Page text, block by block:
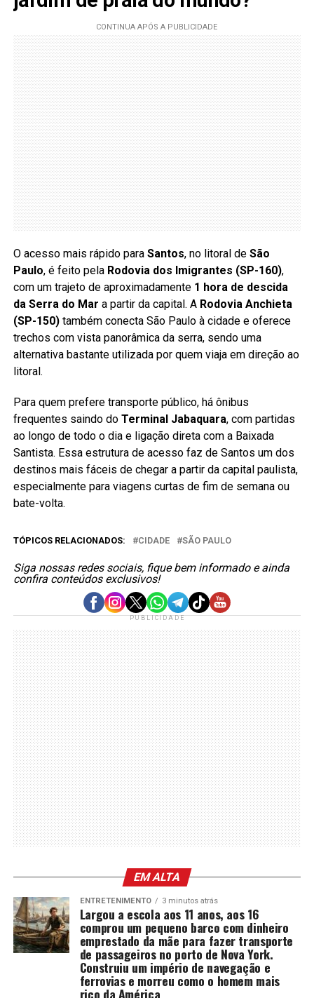
O acesso mais rápido para Santos, no litoral de São
Paulo, é feito pela Rodovia dos Imigrantes (SP-160),
com um trajeto de aproximadamente 1 hora de descida
da Serra do Mar a partir da capital. A Rodovia Anchieta
(SP-150)também conecta São Paulo à cidade e oferece
trechos com vista panorâmica da serra, sendo uma
alternativa bastante utilizada por quem viaja em direção ao
litoral.
Para quem prefere transporte público, há ônibus
frequentes saindo do Terminal Jabaquara, com partidas
ao longo de todo o dia e ligação direta com a Baixada
Santista. Essa estrutura de acesso faz de Santos um dos
destinos mais fáceis de chegar a partir da capital paulista,
especialmente para viagens curtas de fim de semana ou
bate-volta.
TÓPICOS RELACIONADOS: CIDADE SÃO PAULO
Siga nossas redes sociais, fique bem informado e ainda
confira conteúdos exclusivos!
PUBLICIDADE
EM ALTA
ENTRETENIMENTO 3 minutos atrás
Largou a escola aos 11 anos, aos 16
comprou um pequeno barco com dinheiro
emprestado da mãe para fazer transporte
de passageiros no porto de Nova York.
Construiu um império de navegação e
ferrovias e morreu como o homem mais
rico da América